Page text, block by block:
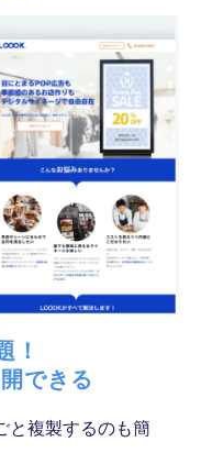
！
できる
と複製するのも簡